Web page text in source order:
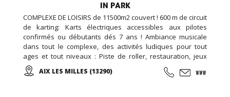
IN PARK
COMPLEXE DE LOISIRS de 11500m2 couvert ! 600 m de circuit
de karting: Karts électriques accessibles aux pilotes
confirmés ou débutants dés 7 ans ! Ambiance musicale
dans tout le complexe, des activités ludiques pour tout
ages et tout niveaux : Piste de roller, restauration, jeux
vidéo et simulateurs, laser game, salle de loisirs enfant,
anniversaires, soirées événementielles, séminaires
AIX LES MILLES (13290)